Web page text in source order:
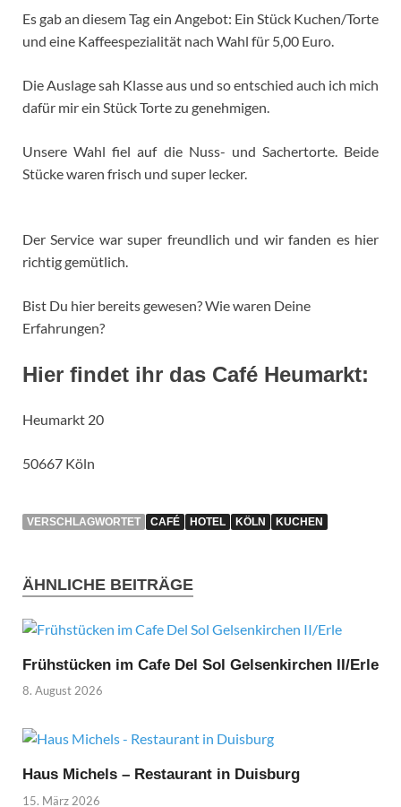
Es gab an diesem Tag ein Angebot: Ein Stück Kuchen/Torte
und eine Kaffeespezialität nach Wahl für 5,00 Euro.
Die Auslage sah Klasse aus und so entschied auch ich mich
dafür mir ein Stück Torte zu genehmigen.
Unsere Wahl fiel auf die Nuss- und Sachertorte. Beide
Stücke waren frisch und super lecker.
Der Service war super freundlich und wir fanden es hier
richtig gemütlich.
Bist Du hier bereits gewesen? Wie waren Deine
Erfahrungen?
Hier findet ihr das Café Heumarkt:
Heumarkt 20
50667 Köln
VERSCHLAGWORTET CAFÉ HOTEL KÖLN KUCHEN
ÄHNLICHE BEITRÄGE
Frühstücken im Cafe Del Sol Gelsenkirchen II/Erle
8. August 2026
Haus Michels – Restaurant in Duisburg
15. März 2026